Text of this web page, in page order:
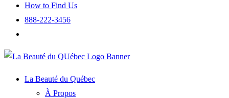
How to Find Us
888-222-3456
La Beauté du Québec
À Propos